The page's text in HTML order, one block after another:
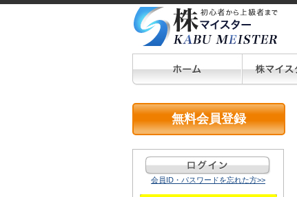
無料会員登録
会員ID・パスワードを忘れた方>>